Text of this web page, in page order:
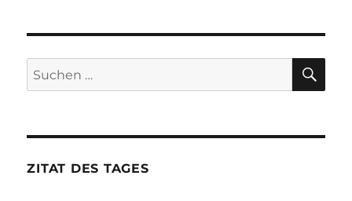
Suche
nach:
ZITAT DES TAGES